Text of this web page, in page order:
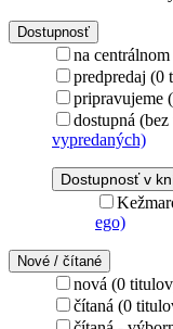
Dostupnosť
na
predpredaj (0
pripravujeme
dostupná
vypredaných)
Dostupnosť v
ego)
Nové / čítané
nová (0
čítaná (0